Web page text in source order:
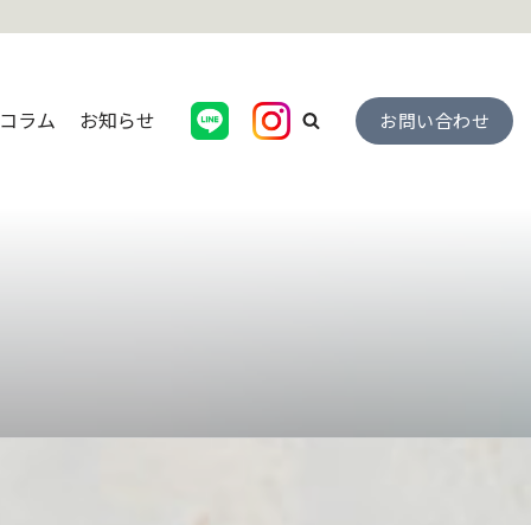
コラム お知らせ お問い合わせ